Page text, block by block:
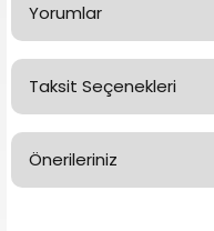
Yorumlar
Bu ürüne
Taksit Seçenekleri
Önerileriniz